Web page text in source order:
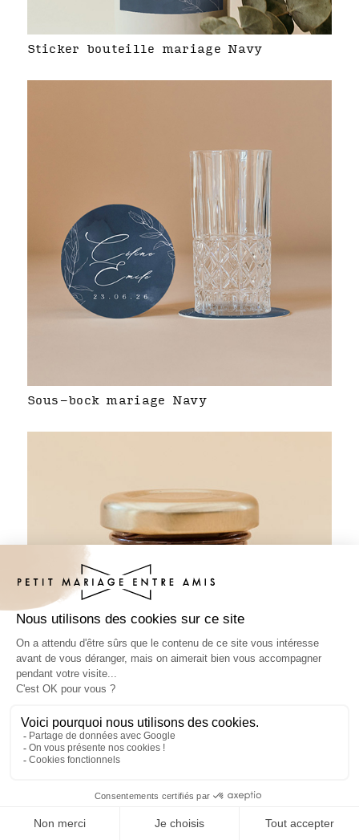
Sticker bouteille mariage Navy
Sous-bock mariage Navy
Pâte à tartiner mariage Navy